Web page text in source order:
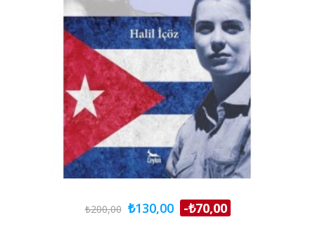
₺200,00 ₺130,00 -₺70,00